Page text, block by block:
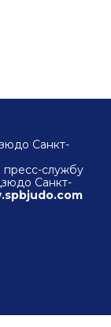
Санкт-
пресс-службу
Санкт-